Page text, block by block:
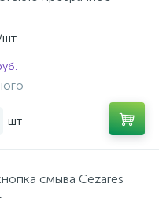
шт
смыва Cezares